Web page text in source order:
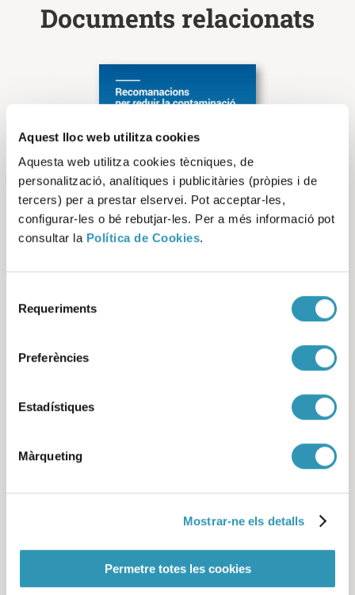
Aquest lloc web utilitza cookies
Aquesta web utilitza cookies tècniques, de
personalització, analítiques i publicitàries (pròpies i de
tercers) per a prestar elservei. Pot acceptar-les,
configurar-les o bé rebutjar-les. Per a més informació pot
consultar la Política de Cookies.
Requeriments
Preferències
Estadístiques
Màrqueting
Mostrar-ne els detalls
Permetre totes les cookies
Documents relacionats
Recomanacions per